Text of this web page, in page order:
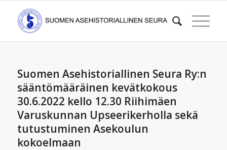
Suomen Asehistoriallinen Seura Ry:n
sääntömääräinen kevätkokous
30.6.2022 kello 12.30 Riihimäen
Varuskunnan Upseerikerholla sekä
tutustuminen Asekoulun
kokoelmaan